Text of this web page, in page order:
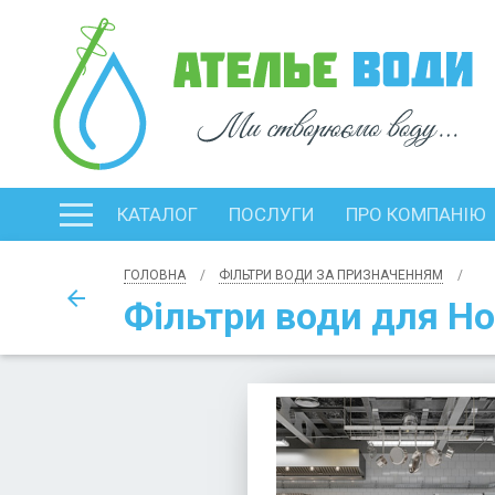
КАТАЛОГ ПОСЛУГИ ПРО КОМПАНІЮ
ГОЛОВНА ФІЛЬТРИ ВОДИ ЗА ПРИЗНАЧЕННЯМ
Фільтри води для
arrow_back